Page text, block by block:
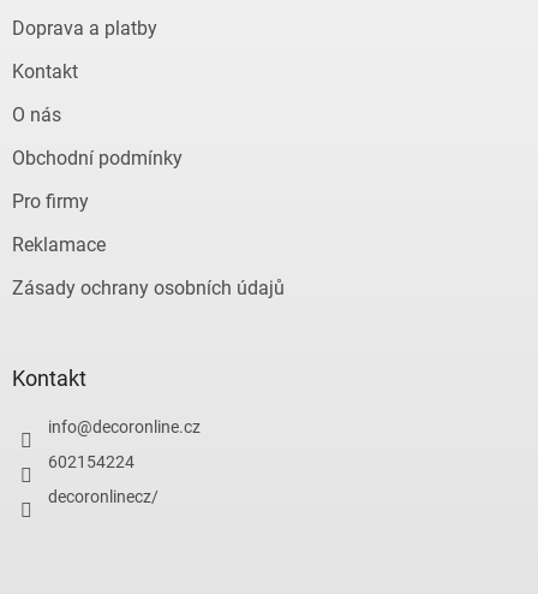
Doprava a platby
Kontakt
O nás
Obchodní podmínky
Pro firmy
Reklamace
Zásady ochrany osobních údajů
Kontakt
info@decoronline.cz
602154224
decoronlinecz/